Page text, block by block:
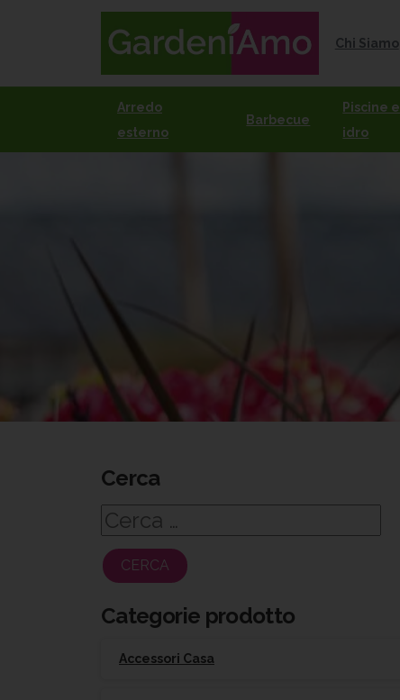
Chi Siamo
Arredo
esterno
Barbecue
Piscine e
idro
Cerca
Ricerca
per:
Categorie prodotto
Accessori Casa